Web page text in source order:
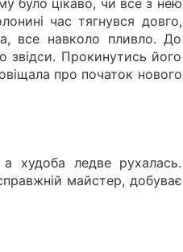
було цікаво, чи все з нею
час тягнувся довго,
все навколо пливло. До
звідси. Прокинутись його
про початок нового
худоба ледве рухалась.
майстер, добуває